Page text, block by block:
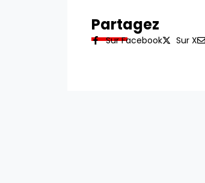
Partagez
Sur Facebook Sur X